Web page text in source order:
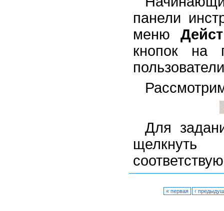
панели
меню
кнопок на
Для
« первая ‹